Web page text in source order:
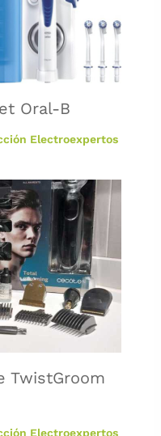
Oral-B
Electroexpertos
TwistGroom
Electroexpertos